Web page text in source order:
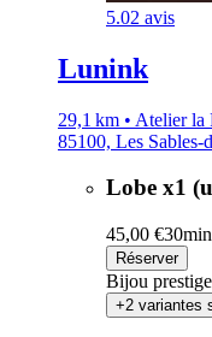
5.02 avis
Lunink
29,1 km • Atelier la
85100, Les Sables-
Lobe x1
45,00 €30min
Réserver
Bijou prestige
+2 variantes